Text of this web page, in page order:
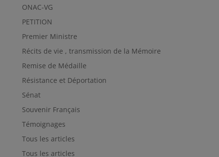
ONAC-VG
PETITION
Premier Ministre
Récits de vie , transmission de la Mémoire
Remise de Médaille
Résistance et Déportation
Sénat
Souvenir Français
Témoignages
Tous les articles
Tous les articles